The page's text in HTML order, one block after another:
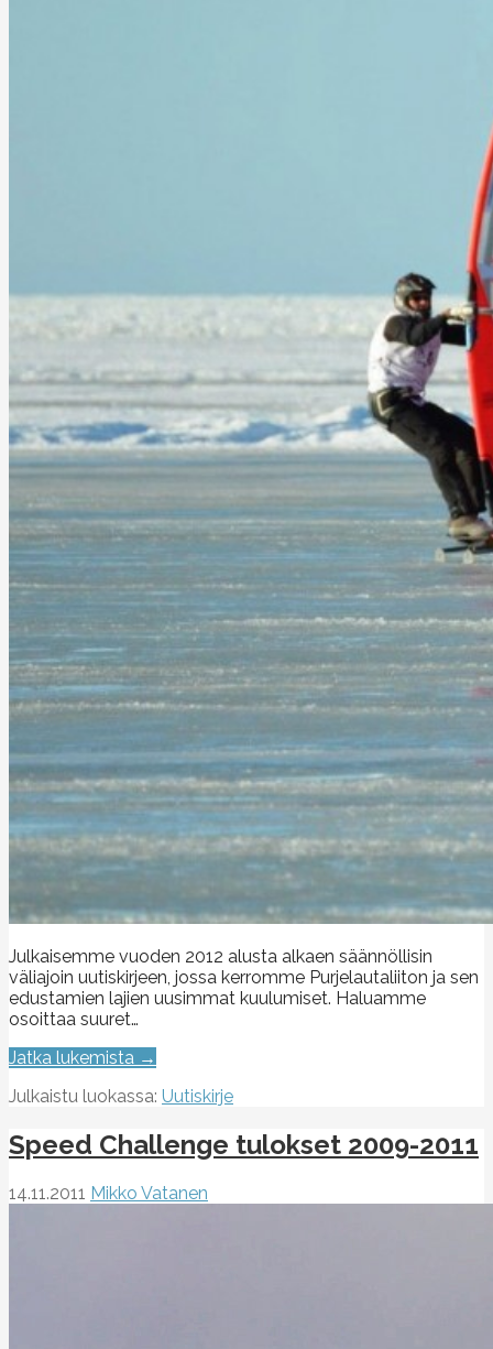
Julkaisemme vuoden 2012 alusta alkaen säännöllisin
väliajoin uutiskirjeen, jossa kerromme Purjelautaliiton ja sen
edustamien lajien uusimmat kuulumiset. Haluamme
osoittaa suuret…
Jatka lukemista →
Julkaistu luokassa: Uutiskirje
Speed Challenge tulokset 2009-2011
14.11.2011 Mikko Vatanen